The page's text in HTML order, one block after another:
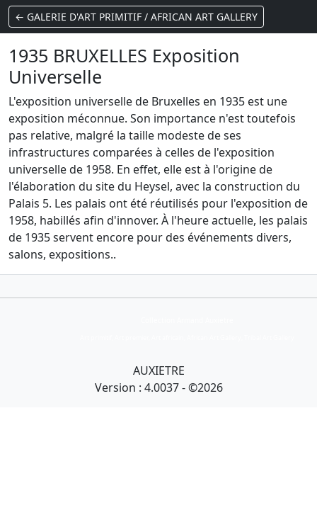
← GALERIE D'ART PRIMITIF / AFRICAN ART GALLERY
1935 BRUXELLES Exposition
Universelle
L'exposition universelle de Bruxelles en 1935 est une
exposition méconnue. Son importance n'est toutefois
pas relative, malgré la taille modeste de ses
infrastructures comparées à celles de l'exposition
universelle de 1958. En effet, elle est à l'origine de
l'élaboration du site du Heysel, avec la construction du
Palais 5. Les palais ont été réutilisés pour l'exposition de
1958, habillés afin d'innover. À l'heure actuelle, les palais
de 1935 servent encore pour des événements divers,
salons, expositions..
AUXIETRE
Version : 4.0037 - ©2026